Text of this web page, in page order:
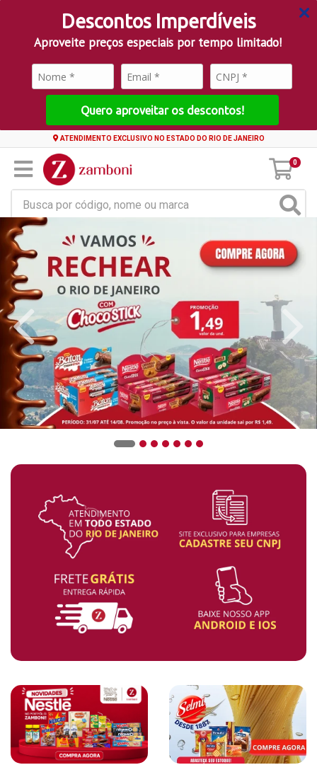
Descontos Imperdíveis
Aproveite preços especiais por tempo limitado!
Quero aproveitar os descontos!
ATENDIMENTO EXCLUSIVO NO ESTADO DO RIO DE JANEIRO
0